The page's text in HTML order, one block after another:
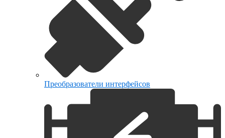
Преобразователи интерфейсов